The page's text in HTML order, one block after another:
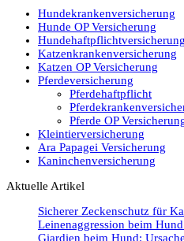
Hundekrankenversicherung
Hunde OP Versicherung
Hundehaftpflichtversicherung
Katzenkrankenversicherung
Katzen OP Versicherung
Pferdeversicherung
Pferdehaftpflicht
Pferde OP
Kleintierversicherung
Ara Papagei Versicherung
Kaninchenversicherung
Aktuelle Artikel
Sicherer Zeckenschutz für
Leinenaggression beim
Giardien beim Hund: